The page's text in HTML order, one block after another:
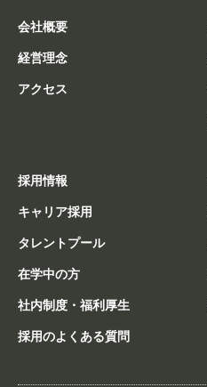
会社概要
経営理念
アクセス
採用情報
キャリア採用
タレントプール
在学中の方
社内制度・福利厚生
採用のよくある質問